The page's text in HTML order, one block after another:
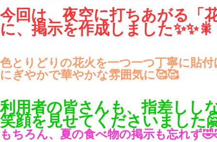
今回は、夜空に打ちあがる「
に、掲示を作成しました✨✨🎇
色とりどりの花火を一つ一つ丁寧に貼
にぎやかで華やかな雰囲気に🥰🥰
利用者の皆さんも、指差しし
笑顔を見せてくださいました
もちろん、夏の食べ物の掲示も忘れず